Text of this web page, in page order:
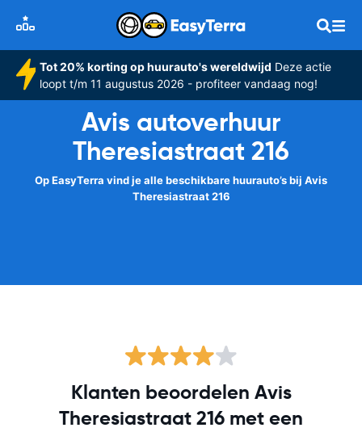
Tot 20% korting op huurauto's wereldwijd Deze actie
loopt t/m 11 augustus 2026 - profiteer vandaag nog!
Avis autoverhuur
Theresiastraat 216
Op EasyTerra vind je alle beschikbare huurauto’s bij Avis
Theresiastraat 216
Klanten beoordelen Avis
Theresiastraat 216 met een